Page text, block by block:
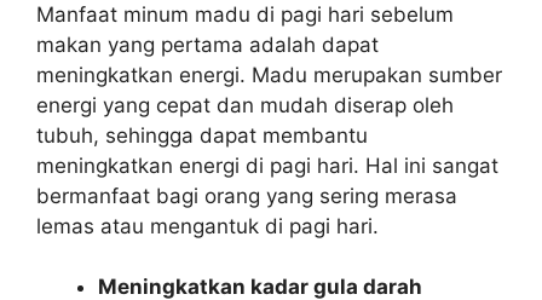
Manfaat minum madu di pagi hari sebelum
makan yang pertama adalah dapat
meningkatkan energi. Madu merupakan sumber
energi yang cepat dan mudah diserap oleh
tubuh, sehingga dapat membantu
meningkatkan energi di pagi hari. Hal ini sangat
bermanfaat bagi orang yang sering merasa
lemas atau mengantuk di pagi hari.
Meningkatkan kadar gula darah